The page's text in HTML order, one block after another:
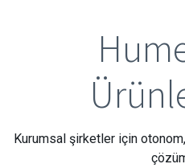
Kurumsal şirketler için